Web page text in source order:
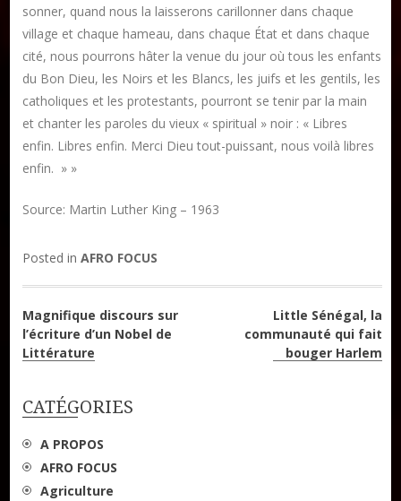
sonner, quand nous la laisserons carillonner dans chaque
village et chaque hameau, dans chaque État et dans chaque
cité, nous pourrons hâter la venue du jour où tous les enfants
du Bon Dieu, les Noirs et les Blancs, les juifs et les gentils, les
catholiques et les protestants, pourront se tenir par la main
et chanter les paroles du vieux « spiritual » noir : « Libres
enfin. Libres enfin. Merci Dieu tout-puissant, nous voilà libres
enfin. » »
Source: Martin Luther King – 1963
Posted inAFRO FOCUS
Navigation
de
Magnifique discours sur
l’écriture d’un Nobel de
Littérature
Little Sénégal, la
communauté qui fait
bouger Harlem
CATÉGORIES
A PROPOS
AFRO FOCUS
Agriculture